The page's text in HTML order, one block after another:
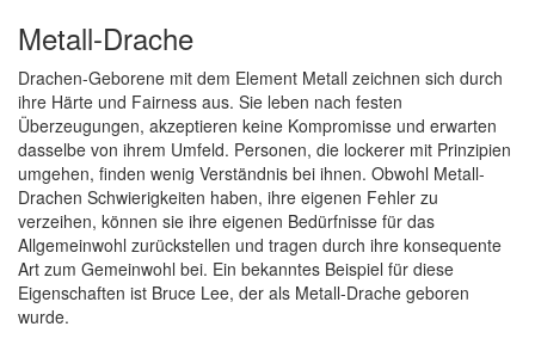
Metall-Drache
Drachen-Geborene mit dem Element Metall zeichnen sich durch
ihre Härte und Fairness aus. Sie leben nach festen
Überzeugungen, akzeptieren keine Kompromisse und erwarten
dasselbe von ihrem Umfeld. Personen, die lockerer mit Prinzipien
umgehen, finden wenig Verständnis bei ihnen. Obwohl Metall-
Drachen Schwierigkeiten haben, ihre eigenen Fehler zu
verzeihen, können sie ihre eigenen Bedürfnisse für das
Allgemeinwohl zurückstellen und tragen durch ihre konsequente
Art zum Gemeinwohl bei. Ein bekanntes Beispiel für diese
Eigenschaften ist Bruce Lee, der als Metall-Drache geboren
wurde.